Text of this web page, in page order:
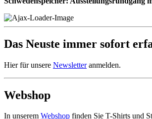
Das Neuste immer sofort
Hier für unsere Newsletteranmelden.
Webshop
In unserem Webshop finden Sie T-Shirts und